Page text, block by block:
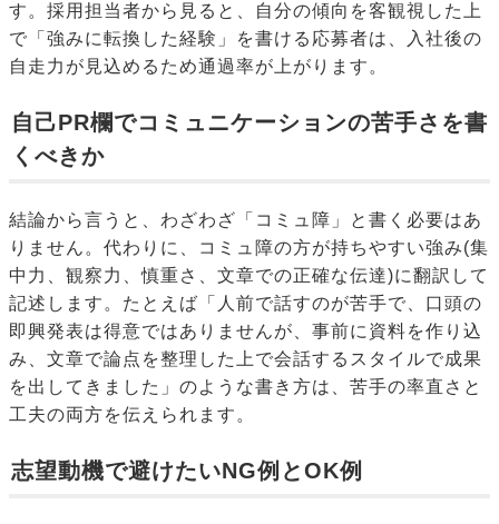
す。採用担当者から見ると、自分の傾向を客観視した上
で「強みに転換した経験」を書ける応募者は、入社後の
自走力が見込めるため通過率が上がります。
自己PR欄でコミュニケーションの苦手さを書
くべきか
結論から言うと、わざわざ「コミュ障」と書く必要はあ
りません。代わりに、コミュ障の方が持ちやすい強み(集
中力、観察力、慎重さ、文章での正確な伝達)に翻訳して
記述します。たとえば「人前で話すのが苦手で、口頭の
即興発表は得意ではありませんが、事前に資料を作り込
み、文章で論点を整理した上で会話するスタイルで成果
を出してきました」のような書き方は、苦手の率直さと
工夫の両方を伝えられます。
志望動機で避けたいNG例とOK例